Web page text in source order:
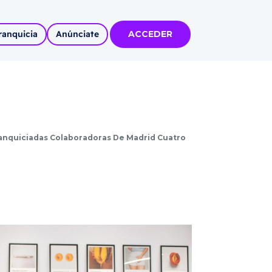
con
tu Marca
Anúnciate ACCEDER
Colaboradoras De Madrid Cuatro